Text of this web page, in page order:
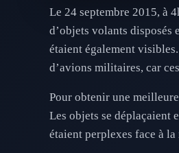
Le 24 septembre 2015, à
d’objets volants disposés
étaient également
d’avions militaires, car
Pour obtenir une
Les objets se déplaçaient
étaient perplexes face à la